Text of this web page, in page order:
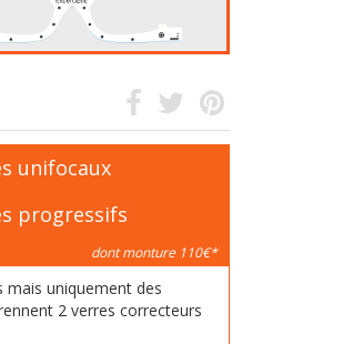
unifocaux
progressifs
dont monture 110€*
uniquement des
2 verres correcteurs